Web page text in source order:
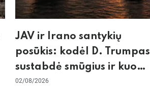
JAV ir Irano santykių
posūkis: kodėl D. Trumpas
sustabdė smūgius ir kuo
rizikuoja pasaulio
02/08/2026